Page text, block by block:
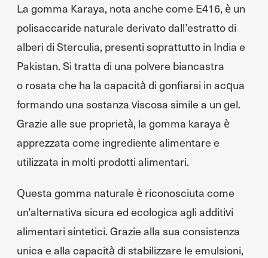
La gomma Karaya, nota anche come E416, è un
polisaccaride naturale derivato dall’estratto di
alberi di Sterculia, presenti soprattutto in India e
Pakistan. Si tratta di una polvere biancastra
o rosata che ha la capacità di gonfiarsi in acqua
formando una sostanza viscosa simile a un gel.
Grazie alle sue proprietà, la gomma karaya è
apprezzata come ingrediente alimentare e
utilizzata in molti prodotti alimentari.
Questa gomma naturale è riconosciuta come
un’alternativa sicura ed ecologica agli additivi
alimentari sintetici. Grazie alla sua consistenza
unica e alla capacità di stabilizzare le emulsioni,